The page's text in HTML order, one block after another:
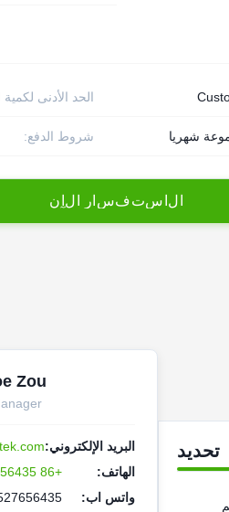
الحد الأدنى
شروط الدفع:
ل ستفس ر ل ن
تحديد
Zou
البريد الإلكتروني:
الهاتف:
+86 13527656435
واتس اب: